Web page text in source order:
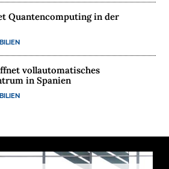
Quantencomputing in der
vollautomatisches
in Spanien